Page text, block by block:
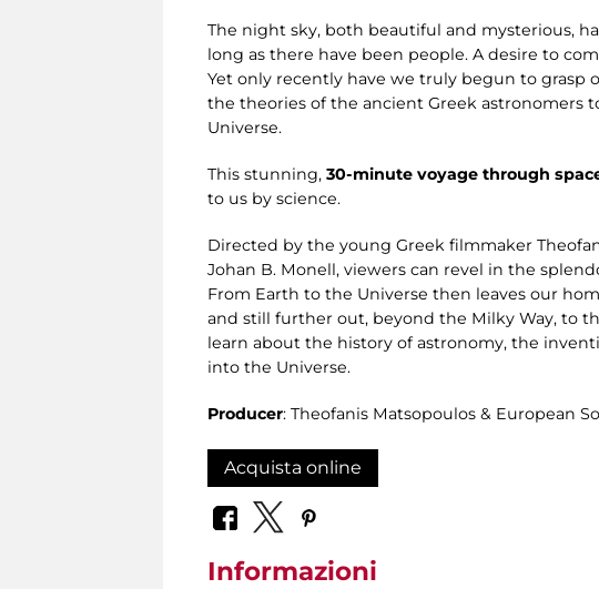
The night sky, both beautiful and mysterious,
long as there have been people. A desire to
Yet only recently have we truly begun to grasp
the theories of the ancient Greek astronomers
Universe.
This stunning, 30-minute voyage through
to us by science.
Directed by the young Greek filmmaker
Johan B. Monell, viewers can revel in the
From Earth to the Universe then leaves our
and still further out, beyond the Milky Way, to
learn about the history of astronomy, the
into the Universe.
Producer: Theofanis Matsopoulos & European
Acquista online
Informazioni